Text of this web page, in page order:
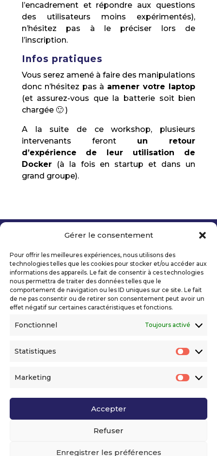
Gérer le consentement
Pour offrir les meilleures expériences, nous utilisons des
technologies telles que les cookies pour stocker et/ou accéder aux
informations des appareils. Le fait de consentir à ces technologies
nous permettra de traiter des données telles que le
comportement de navigation ou les ID uniques sur ce site. Le fait
de ne pas consentir ou de retirer son consentement peut avoir un
effet négatif sur certaines caractéristiques et fonctions.
Fonctionnel Toujours activé
Statistiques
Marketing
Accepter
Refuser
Enregistrer les préférences
l’encadrement et répondre aux questions
des utilisateurs moins expérimentés),
n’hésitez pas à le préciser lors de
l’inscription.
Infos pratiques
Vous serez amené à faire des manipulations
donc n’hésitez pas à amener votre laptop
(et assurez-vous que la batterie soit bien
chargée 🙂 )
A la suite de ce workshop, plusieurs
intervenants feront un retour
d’expérience
de leur utilisation de
Docker(à la fois en startup et dans un
grand groupe).
Mentions légales
Politique de confidentialité
Déclaration d’accessibilité numérique
Ils nous soutiennent
Voir l’ensemble de nos partenaires